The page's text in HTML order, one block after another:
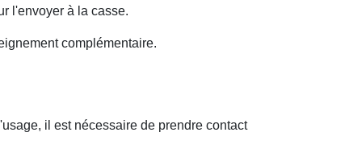
l'envoyer à la casse.
complémentaire.
il est nécessaire de prendre contact